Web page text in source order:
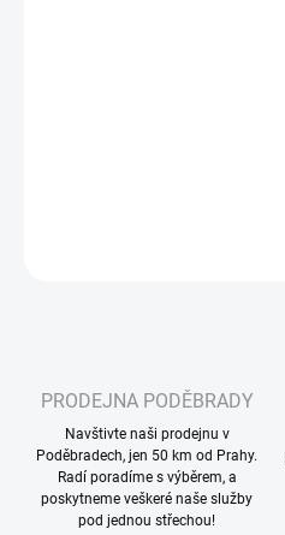
PRODEJNA PODĚBRADY
Navštivte naši prodejnu v
Poděbradech, jen 50 km od Prahy.
Radí poradíme s výběrem, a
poskytneme veškeré naše služby
pod jednou střechou!